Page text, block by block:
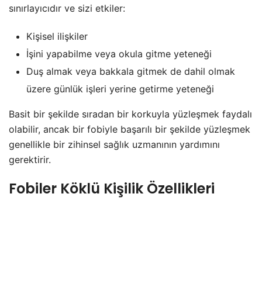
sınırlayıcıdır ve sizi etkiler:
Kişisel ilişkiler
İşini yapabilme veya okula gitme yeteneği
Duş almak veya bakkala gitmek de dahil olmak
üzere günlük işleri yerine getirme yeteneği
Basit bir şekilde sıradan bir korkuyla yüzleşmek faydalı
olabilir, ancak bir fobiyle başarılı bir şekilde yüzleşmek
genellikle bir zihinsel sağlık uzmanının yardımını
gerektirir.
Fobiler Köklü Kişilik Özellikleri